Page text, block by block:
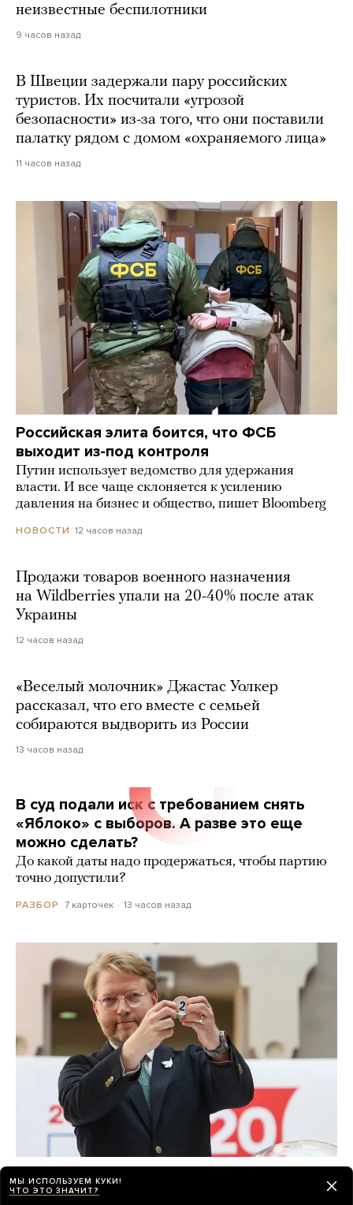
неизвестные беспилотники
9 часов назад
В Швеции задержали пару российских
туристов. Их посчитали «угрозой
безопасности» из-за того, что они поставили
палатку рядом с домом «охраняемого лица»
11 часов назад
Российская элита боится, что ФСБ
выходит из-под контроля
Путин использует ведомство для удержания
власти. И все чаще склоняется к усилению
давления на бизнес и общество, пишет Bloomberg
НОВОСТИ 12 часов назад
Продажи товаров военного назначения
на Wildberries упали на 20-40% после атак
Украины
12 часов назад
«Веселый молочник» Джастас Уолкер
рассказал, что его вместе с семьей
собираются выдворить из России
13 часов назад
В суд подали иск с требованием снять
«Яблоко» с выборов. А разве это еще
можно сделать?
До какой даты надо продержаться, чтобы партию
точно допустили?
РАЗБОР 7 карточек 13 часов назад
«Яблоко» допустили на выборы, и тут
началось
МЫ ИСПОЛЬЗУЕМ КУКИ!
ЧТО ЭТО ЗНАЧИТ?